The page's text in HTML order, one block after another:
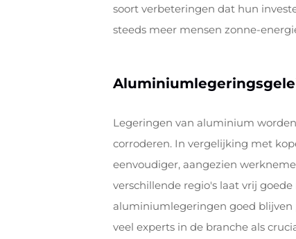
soort verbeteringen dat hun
steeds meer mensen zonne-
Legeringen van aluminium
corroderen. In vergelijking met
eenvoudiger, aangezien
verschillende regio's laat vrij
aluminiumlegeringen goed blijven
veel experts in de branche als